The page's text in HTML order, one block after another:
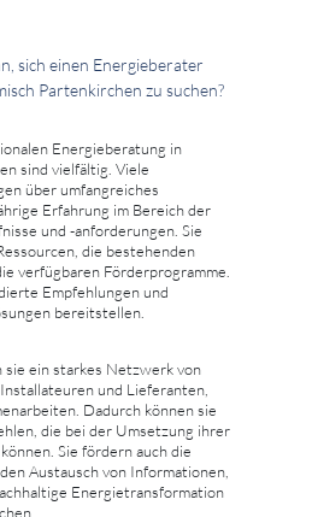
sich einen Energieberater
Partenkirchen zu suchen?
Energieberatung in
sind vielfältig. Viele
über umfangreiches
Erfahrung im Bereich der
und -anforderungen. Sie
die bestehenden
verfügbaren Förderprogramme.
Empfehlungen und
bereitstellen.
sie ein starkes Netzwerk von
und Lieferanten,
Dadurch können sie
die bei der Umsetzung ihrer
Sie fördern auch die
Austausch von Informationen,
Energietransformation